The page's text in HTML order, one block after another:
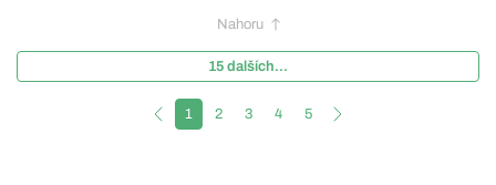
Nahoru
15 dalších...
1 2 3 4 5